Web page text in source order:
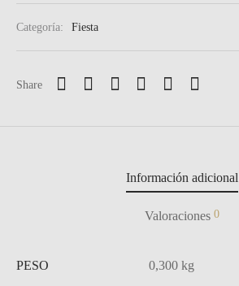
Categoría: Fiesta
Share
Información adicional
Valoraciones 0
PESO 0,300 kg